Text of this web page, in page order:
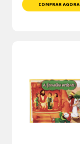
COMPRAR AGORA